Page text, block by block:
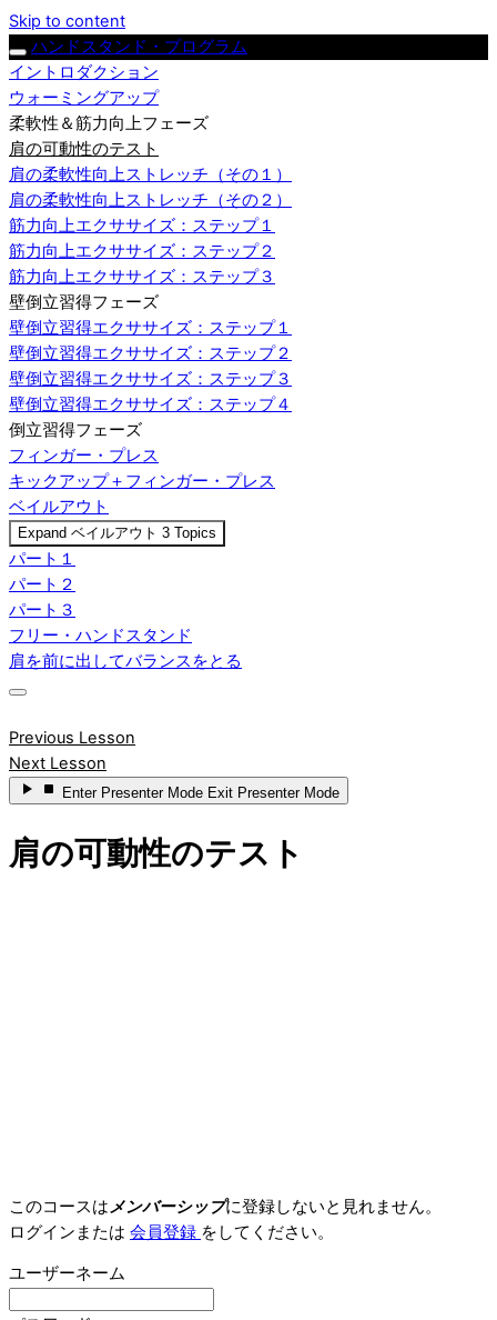
Skip to content
ハンドスタンド・プログラム
イントロダクション
ウォーミングアップ
柔軟性＆筋力向上フェーズ
肩の可動性のテスト
肩の柔軟性向上ストレッチ（その１）
肩の柔軟性向上ストレッチ（その２）
筋力向上エクササイズ：ステップ１
筋力向上エクササイズ：ステップ２
筋力向上エクササイズ：ステップ３
壁倒立習得フェーズ
壁倒立習得エクササイズ：ステップ１
壁倒立習得エクササイズ：ステップ２
壁倒立習得エクササイズ：ステップ３
壁倒立習得エクササイズ：ステップ４
倒立習得フェーズ
フィンガー・プレス
キックアップ＋フィンガー・プレス
ベイルアウト
Expand ベイルアウト 3 Topics
パート１
パート２
パート３
フリー・ハンドスタンド
肩を前に出してバランスをとる
Previous Lesson
Next Lesson
Enter Presenter Mode Exit Presenter Mode
肩の可動性のテスト
このコースはメンバーシップに登録しないと見れません。
ログインまたは 会員登録 をしてください。
ユーザーネーム